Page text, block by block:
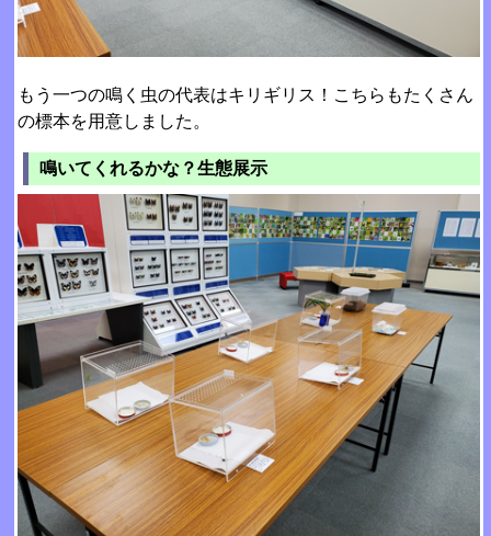
もう一つの鳴く虫の代表はキリギリス！こちらもたくさん
の標本を用意しました。
鳴いてくれるかな？生態展示